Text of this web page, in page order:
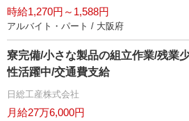
時給1,270円～1,588円
アルバイト・パート / 大阪府
寮完備/小さな製品の組立作業/残業
性活躍中/交通費支給
日総工産株式会社
月給27万6,000円